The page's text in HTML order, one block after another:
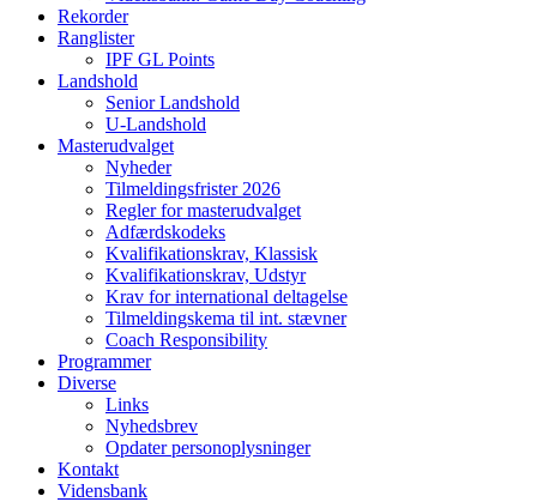
Rekorder
Ranglister
IPF GL Points
Landshold
Senior Landshold
U-Landshold
Masterudvalget
Nyheder
Tilmeldingsfrister 2026
Regler for masterudvalget
Adfærdskodeks
Kvalifikationskrav, Klassisk
Kvalifikationskrav, Udstyr
Krav for international deltagelse
Tilmeldingskema til int. stævner
Coach Responsibility
Programmer
Diverse
Links
Nyhedsbrev
Opdater personoplysninger
Kontakt
Vidensbank